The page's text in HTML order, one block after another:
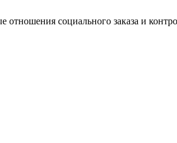
отношения социального заказа и